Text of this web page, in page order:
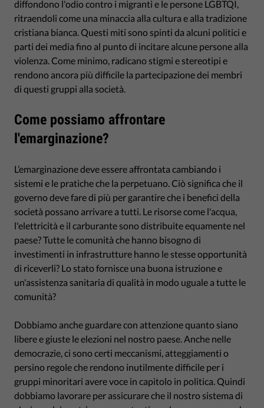
diffondono l'odio contro i migranti e le persone LGBTQI,
ritraendoli come una minaccia alla cultura e alla tradizione
cristiana bianca. Questi miti sono spinti da alcuni politici e
parti dei media fino al punto di incitare alcune persone alla
violenza. Come minimo, radicano stigmi e stereotipi e
rendono ancora più difficile la partecipazione dei membri
di questi gruppi alla società.
Come possiamo affrontare
l'emarginazione?
L’emarginazione deve essere affrontata cambiando i
sistemi e le pratiche che la perpetuano. Ciò significa che il
governo deve fare di più per garantire che i benefici della
società possano arrivare a tutti. Le risorse come l'acqua,
l'elettricità e il carburante sono distribuite equamente nel
paese? Tutte le comunità che hanno bisogno di
investimenti in infrastrutture hanno le stesse opportunità
di riceverli? Lo stato fornisce una buona istruzione e
un'assistenza sanitaria di qualità in modo uguale a tutte le
comunità?
Dobbiamo anche guardare con attenzione quanto siano
libere e giuste le elezioni nel nostro paese. Anche nelle
democrazie, ci sono certi meccanismi, atteggiamenti o
persino regole che rendono inutilmente difficile per i
gruppi minoritari avere voce in capitolo in politica. Quindi
dobbiamo lavorare per assicurare che il nostro sistema di